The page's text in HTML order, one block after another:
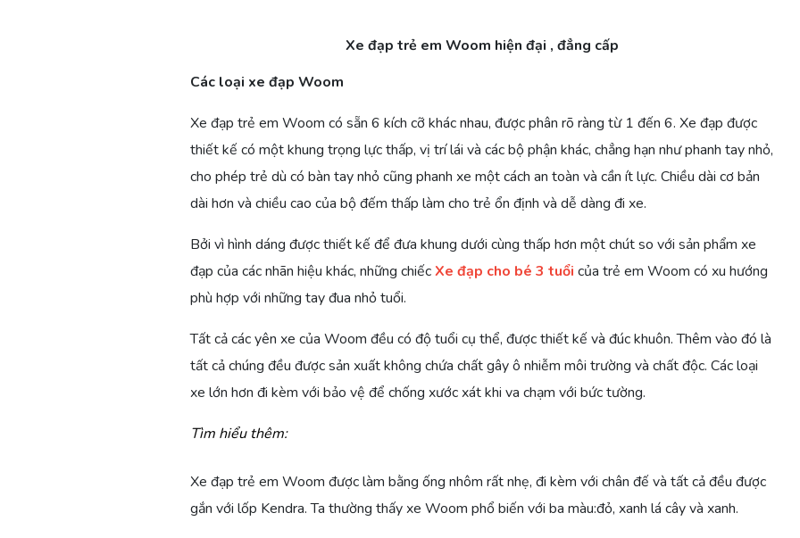
Xe đạp trẻ em Woom hiện đại , đẳng cấp
Các loại xe đạp Woom
Xe đạp trẻ em Woom có sẵn 6 kích cỡ khác nhau, được phân rõ ràng từ 1 đến 6. Xe đạp được
thiết kế có một khung trọng lực thấp, vị trí lái và các bộ phận khác, chẳng hạn như phanh tay nhỏ,
cho phép trẻ dù có bàn tay nhỏ cũng phanh xe một cách an toàn và cần ít lực. Chiều dài cơ bản
dài hơn và chiều cao của bộ đếm thấp làm cho trẻ ổn định và dễ dàng đi xe.
Bởi vì hình dáng được thiết kế để đưa khung dưới cùng thấp hơn một chút so với sản phẩm xe
đạp của các nhãn hiệu khác, những chiếcXe đạp cho bé 3 tuổi của trẻ em Woom có xu hướng
phù hợp với những tay đua nhỏ tuổi.
Tất cả các yên xe của Woom đều có độ tuổi cụ thể, được thiết kế và đúc khuôn. Thêm vào đó là
tất cả chúng đều được sản xuất không chứa chất gây ô nhiễm môi trường và chất độc. Các loại
xe lớn hơn đi kèm với bảo vệ để chống xước xát khi va chạm với bức tường.
Tìm hiểu thêm:
LÀM
THẾ
NÀO
LÀM
THẾ
NÀO
ĐẠP
MAMACHARI
NGƯỜI
NHẬT
BẢN
Xe đạp trẻ em Woom được làm bằng ống nhôm rất nhẹ, đi kèm với chân đế và tất cả đều được
gắn với lốp Kendra. Ta thường thấy xe Woom phổ biến với ba màu:đỏ, xanh lá cây và xanh.